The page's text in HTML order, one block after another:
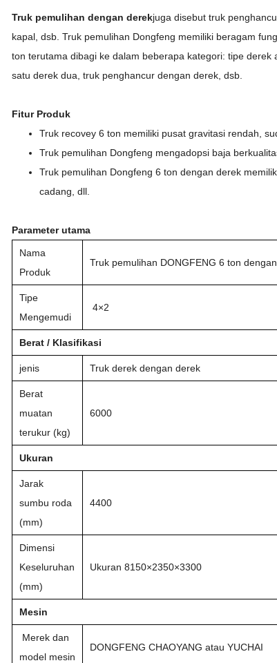
Truk pemulihan dengan derekjuga disebut truk
kapal, dsb. Truk pemulihan Dongfeng memiliki beragam
ton terutama dibagi ke dalam beberapa kategori: tipe
satu derek dua, truk penghancur dengan derek, dsb.
Fitur Produk
Truk recovey 6 ton memiliki pusat gravitasi rendah,
Truk pemulihan Dongfeng mengadopsi baja
Truk pemulihan Dongfeng 6 ton dengan derek
cadang, dll.
Parameter utama
Nama
Produk
Truk pemulihan DONGFENG 6 ton
Tipe
Mengemudi
4×2
Berat / Klasifikasi
jenis Truk derek dengan derek
Berat
muatan
terukur (kg)
6000
Ukuran
Jarak
sumbu roda
(mm)
4400
Dimensi
Keseluruhan
(mm)
Ukuran 8150×2350×3300
Mesin
Merek dan
model mesin
DONGFENG CHAOYANG atau YUCHAI